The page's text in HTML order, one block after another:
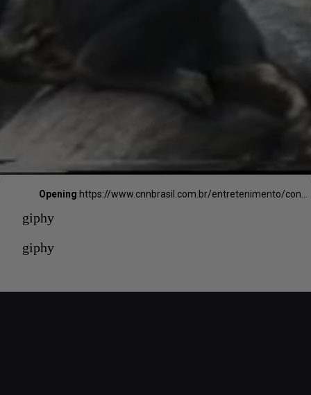
Opening
giphy
giphy